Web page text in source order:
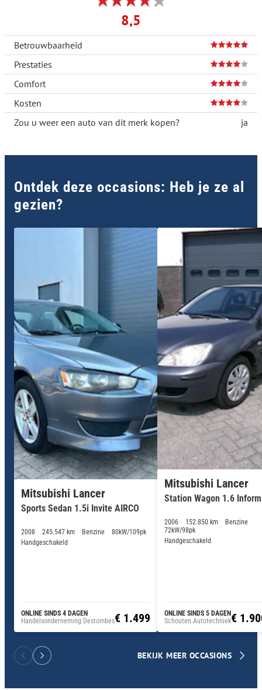
8,5
Betrouwbaarheid
Prestaties
Comfort
Kosten
Zou u weer een auto van dit merk kopen?
ja
Ontdek deze occasions: Heb je ze al
gezien?
Mitsubishi Lancer
Sports Sedan 1.5i Invite AIRCO
2008 245.547 km Benzine
80kW/109pk
Handgeschakeld
ONLINE SINDS 4 DAGEN
Handelsonderneming Destombes€ 1.499
Mitsubishi Lancer
Station Wagon 1.6 Inform
2006 152.850 km
Benzine
72kW/98pk
Handgeschakeld
ONLINE SINDS 5 DAGEN
Schouten Autotechniek€
BEKIJK MEER OCCASIONS